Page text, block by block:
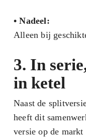
• Nadeel:
Alleen bij
3. In
in ketel
Naast de
heeft dit
versie op de